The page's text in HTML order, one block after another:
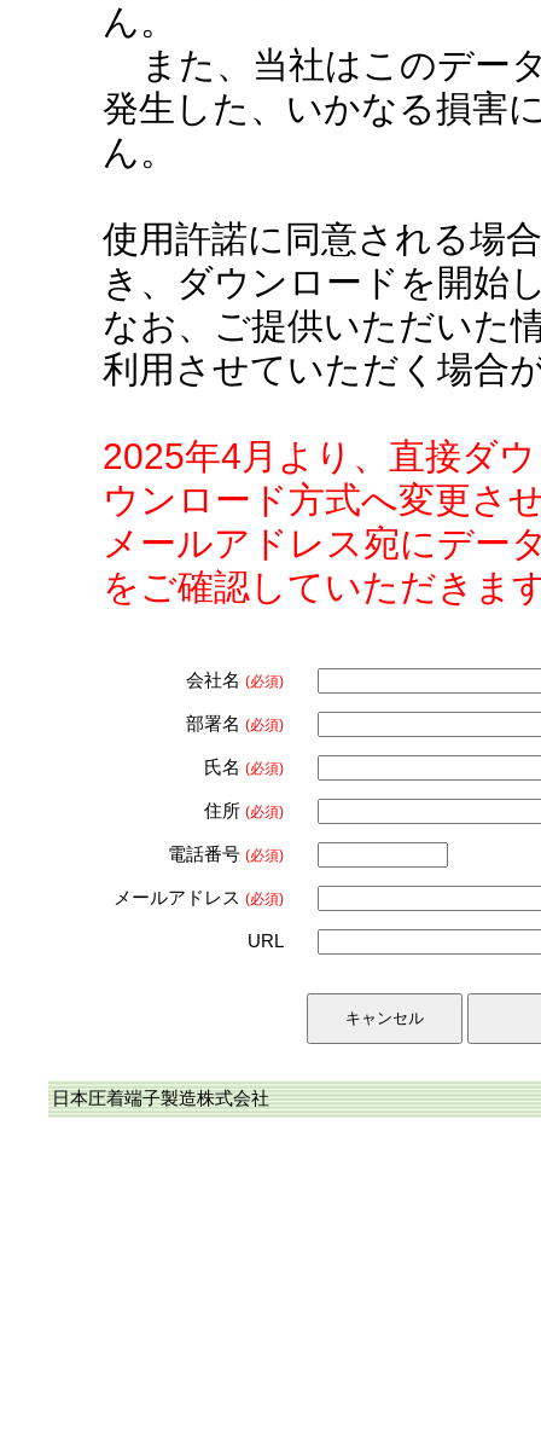
ん。
また、当社はこのデー
発生した、いかなる損害
ん。
使用許諾に同意される場
き、ダウンロードを開始
なお、ご提供いただいた
利用させていただく場合
2025年4月より、直接ダ
ウンロード方式へ変更さ
メールアドレス宛にデー
をご確認していただきま
会社名 (必須)
部署名 (必須)
氏名 (必須)
住所 (必須)
電話番号 (必須)
メールアドレス (必須)
URL
日本圧着端子製造株式会社